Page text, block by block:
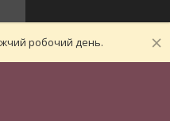
робочий день.